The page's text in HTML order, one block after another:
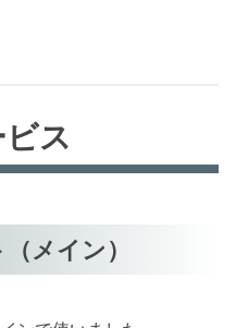
ス
メイン）